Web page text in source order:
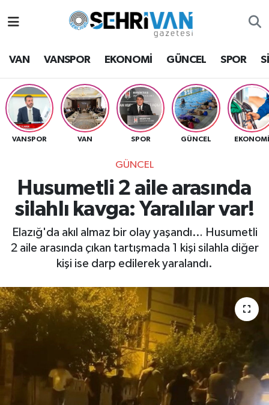
VAN VANSPOR EKONOMİ GÜNCEL SPOR
VANSPOR VAN SPOR GÜNCEL EKONOMİ
GÜNCEL
Husumetli 2 aile arasında
silahlı kavga: Yaralılar var!
Elazığ'da akıl almaz bir olay yaşandı… Husumetli
2 aile arasında çıkan tartışmada 1 kişi silahla diğer
kişi ise darp edilerek yaralandı.
Van Hava Durumu
VAN Namaz Vakitleri
Van Trafik Yoğunluk Haritası
Süper Lig Puan Durumu ve Fikstür
Tüm Manşetler
Son Dakika Haberleri
Haber Arşivi